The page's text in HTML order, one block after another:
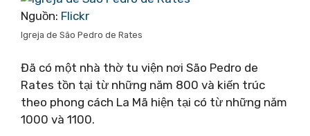
Nguồn: Flickr
Igreja de São Pedro de Rates
Đã có một nhà thờ tu viện nơi São Pedro de
Rates tồn tại từ những năm 800 và kiến ​​trúc
theo phong cách La Mã hiện tại có từ những năm
1000 và 1100.